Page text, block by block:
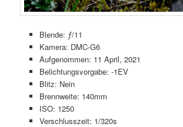
Blende: ƒ/11
Kamera: DMC-G6
Aufgenommen: 11 April, 2021
Belichtungsvorgabe: -1EV
Blitz: Nein
Brennweite: 140mm
ISO: 1250
Verschlusszeit: 1/320s